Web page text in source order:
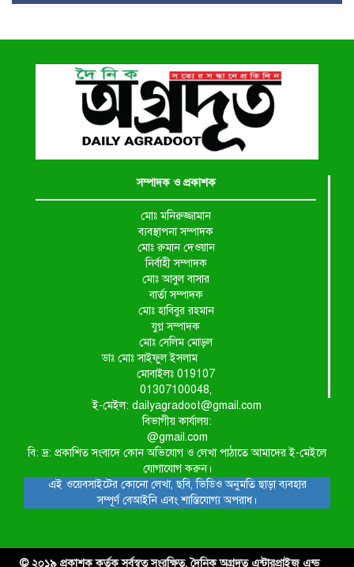
সম্পাদক ও প্রকাশক
মোঃ মনিরুজ্জামান
ব্যবস্থাপনা সম্পাদক
মোঃ রুমান দেওয়ান
নির্বাহী সম্পাদক
মোঃ আবুল বাসার
বার্তা সম্পাদক
মোঃ হাবিবুর রহমান
যুগ্ন সম্পাদক
মোঃ সেলিম মোড়ল
ডাঃ মোঃ সাইফুল ইসলাম
মোবাইলঃ 019107
01307100048,
ই-মেইল: dailyagradoot@gmail.com
বিভাগীয় কার্যালয়:
@gmail.com
বি: দ্র: প্রকাশিত সংবাদে কোন অভিযোগ ও লেখা পাঠাতে আমাদের ই-মেইলে
যোগাযোগ করুন।
এই ওয়েবসাইটের কোনো লেখা, ছবি, ভিডিও অনুমতি ছাড়া ব্যবহার
সম্পূর্ণ বেআইনি এবং শাস্তিযোগ্য অপরাধ।
© ২০১৯ প্রকাশক কর্তৃক সর্বস্বত্ব সংরক্ষিত. দৈনিক অগ্রদূত এন্টারপ্রাইজ এন্ড